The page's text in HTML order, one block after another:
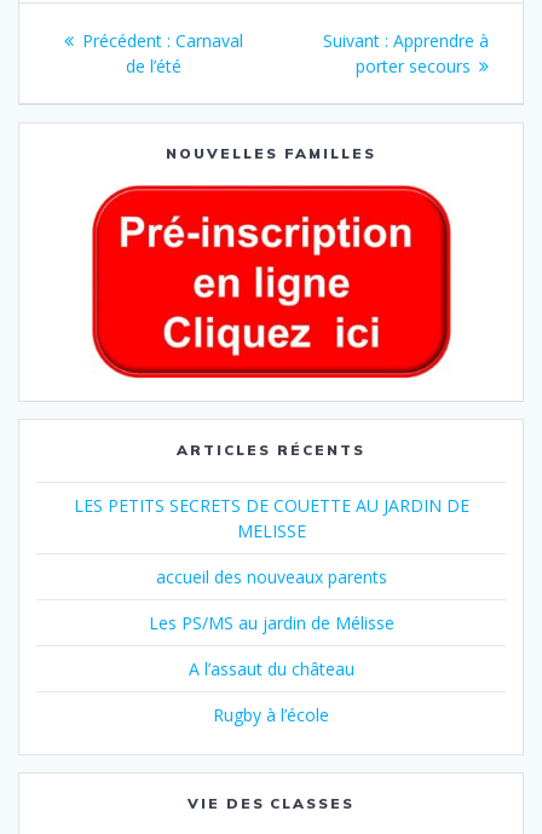
Précédent : Carnaval
de l’été
Suivant : Apprendre à
porter secours
NOUVELLES FAMILLES
ARTICLES RÉCENTS
LES PETITS SECRETS DE COUETTE AU JARDIN DE
MELISSE
accueil des nouveaux parents
Les PS/MS au jardin de Mélisse
A l’assaut du château
Rugby à l’école
VIE DES CLASSES